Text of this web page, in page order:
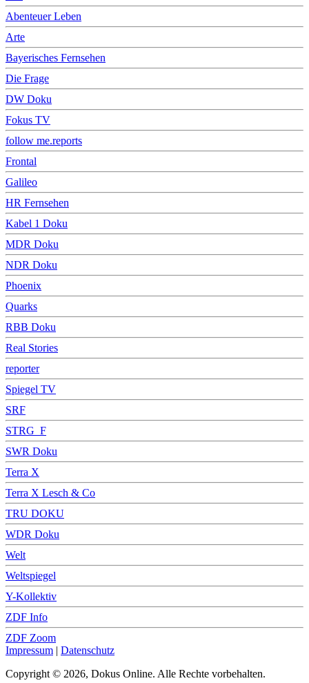
Abenteuer Leben
Arte
Bayerisches Fernsehen
Die Frage
DW Doku
Fokus TV
follow me.reports
Frontal
Galileo
HR Fernsehen
Kabel 1 Doku
MDR Doku
NDR Doku
Phoenix
Quarks
RBB Doku
Real Stories
reporter
Spiegel TV
SRF
STRG_F
SWR Doku
Terra X
Terra X Lesch & Co
TRU DOKU
WDR Doku
Welt
Weltspiegel
Y-Kollektiv
ZDF Info
ZDF Zoom
Impressum | Datenschutz
Copyright © 2026, Dokus Online. Alle Rechte vorbehalten.